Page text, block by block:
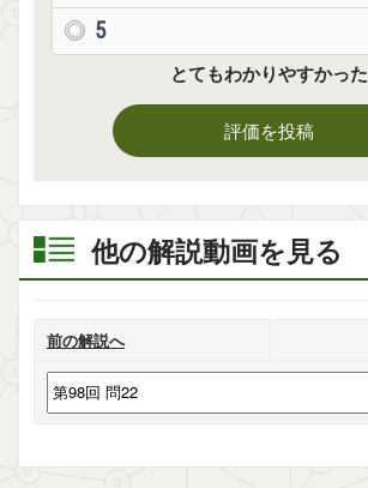
5
とてもわかりやすかった
評価を投稿
他の解説動画を見る
前の解説へ